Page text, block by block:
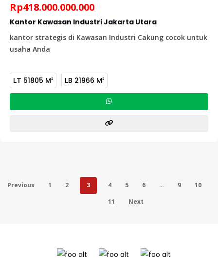
Rp418.000.000.000
Kantor Kawasan Industri Jakarta Utara
kantor strategis di Kawasan Industri Cakung cocok untuk
usaha Anda
LT 51805 M2 LB 21966 M2
Previous 1 2 3 4 5 6 … 9
10
11
Next